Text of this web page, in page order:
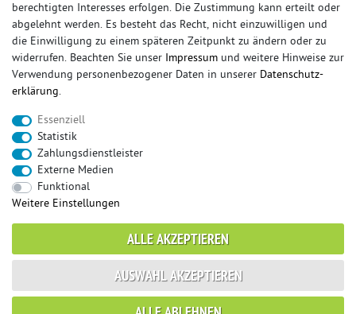
© Copyright 2026 Sportauspuff-Store.de - Alle Rechte vorbehalten.
Preisangaben inkl. gesetzlicher MwSt. und zzgl. Versandkosten
Das Internetportal für Sportendschalldämpfer, Komplettanlagen,
Rennsportanlagen, Sportendrohre, Universalteile, Fächerkrümmer,
Vorschalldämpfer, Sportkat, Ersatzrohr und Auspuffzubehör.
FOX, REMUS, FSW, FRIEDRICH MOTORSPORT, EISENMANN, ULTER
SPORT, NOVUS
sportauspuff sportkat
endrohr
downpipe
mittelschalldämpfer
fächerkrümmer
ulter
vorschalldämpfer
fsw
duplex milltek
berechtigten Interesses erfolgen. Die Zustimmung kann erteilt oder
abgelehnt werden. Es besteht das Recht, nicht einzuwilligen und
die Einwilligung zu einem späteren Zeitpunkt zu ändern oder zu
widerrufen. Beachten Sie unser Impressum und weitere Hinweise zur
Verwendung personenbezogener Daten in unserer Daten­schutz­
erklärung.
Essenziell
Statistik
Zahlungsdienstleister
Externe Medien
Funktional
Weitere Einstellungen
ALLE AKZEPTIEREN
AUSWAHL AKZEPTIEREN